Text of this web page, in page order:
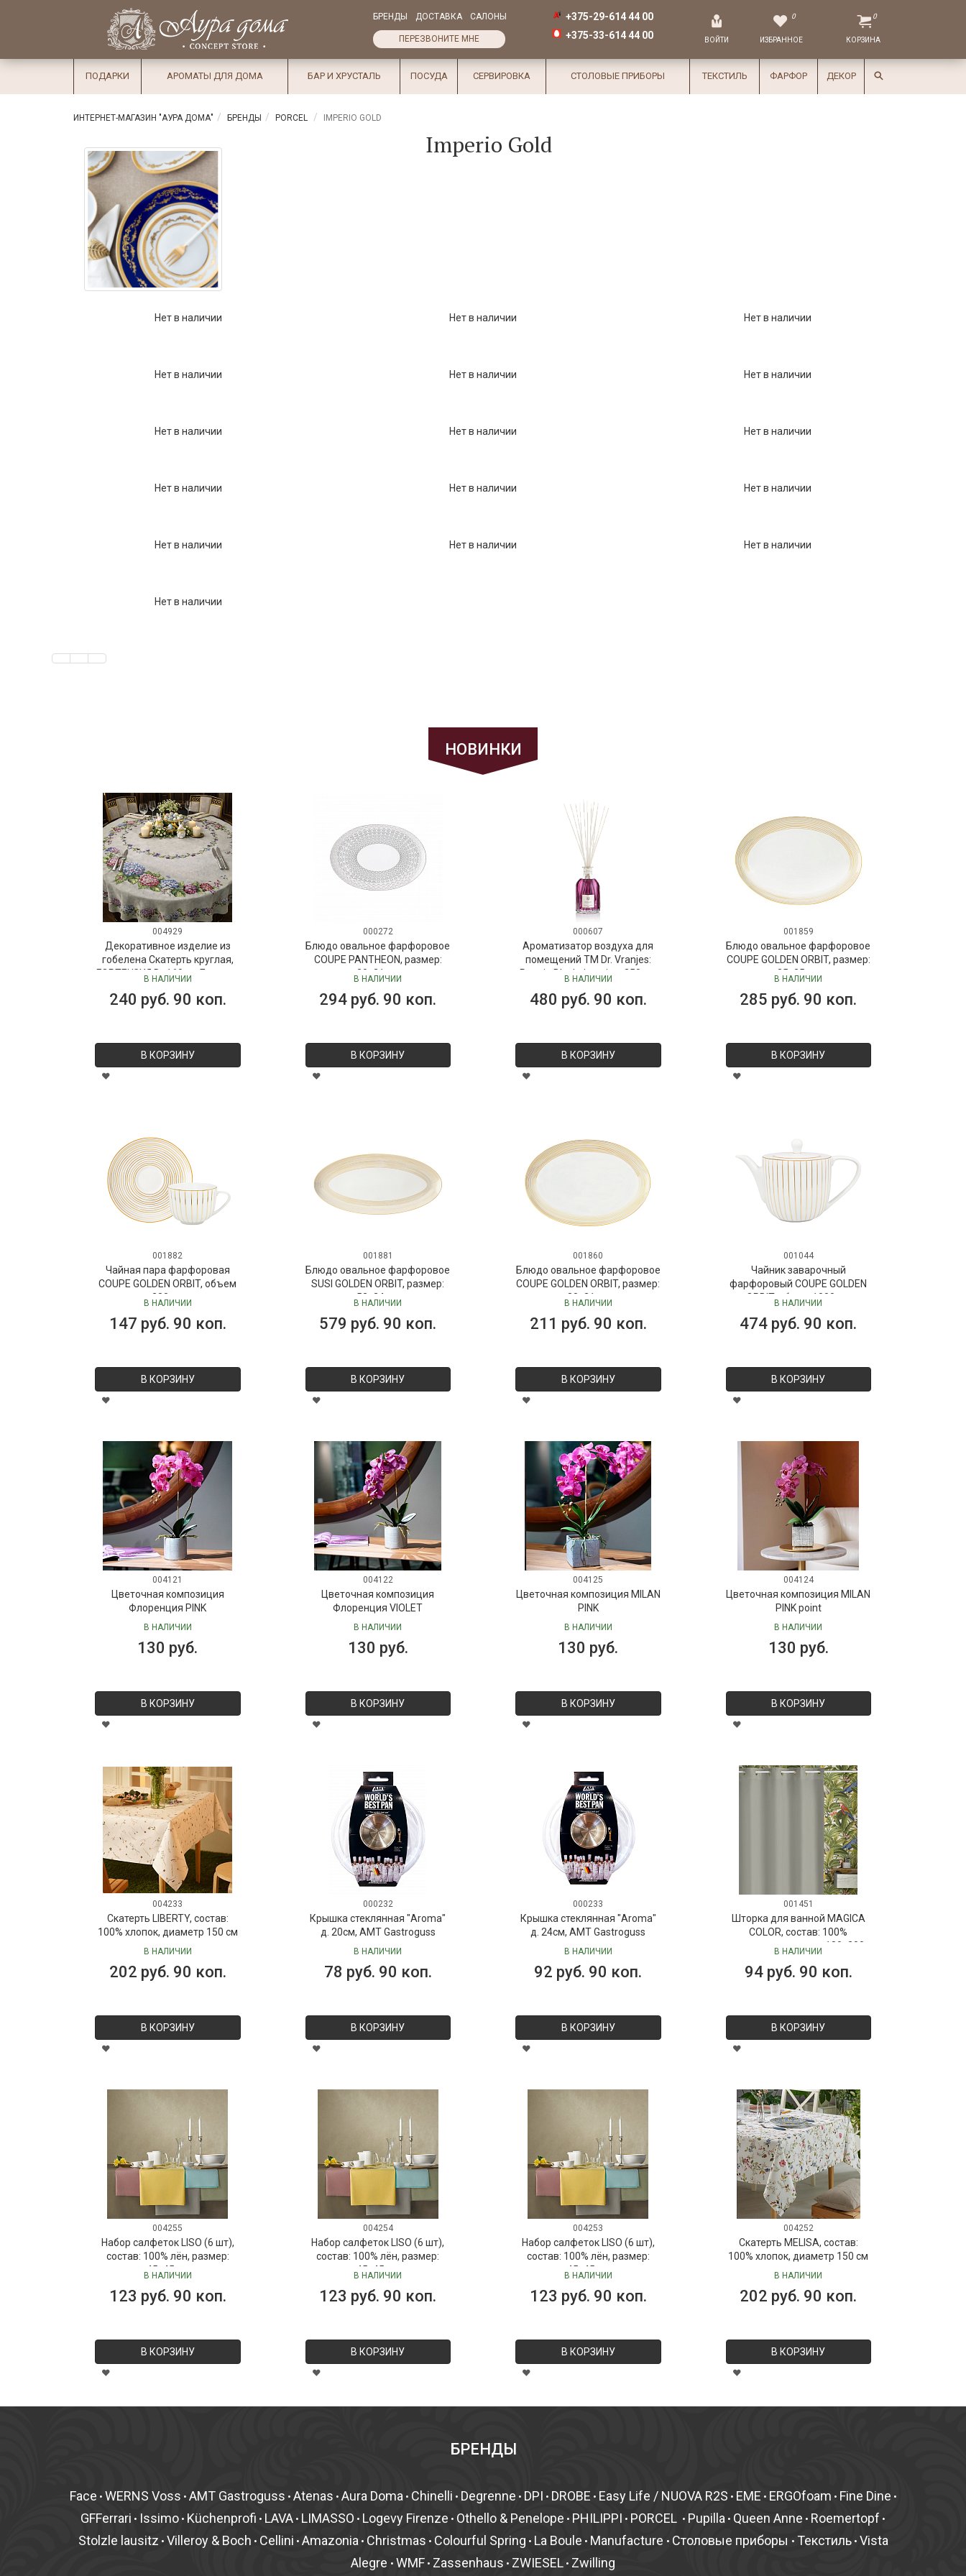
Избранное
×
СалоныДоставка
Оплата
Подарки
Ароматы
Сервировка
Столовые
БРЕНДЫ ДОСТАВКА САЛОНЫ
ПЕРЕЗВОНИТЕ МНЕ
+375-29-614 44 00
+375-33-614 44 00
ВОЙТИ
0
ИЗБРАННОЕ
0
КОРЗИНА
ПОДАРКИ АРОМАТЫ ДЛЯ ДОМА БАР И ХРУСТАЛЬ ПОСУДА СЕРВИРОВКА СТОЛОВЫЕ ПРИБОРЫ ТЕКСТИЛЬ ФАРФОР ДЕКОР
ИНТЕРНЕТ-МАГАЗИН "АУРА ДОМА" БРЕНДЫ PORCEL IMPERIO GOLD
Imperio Gold
Нет в наличии Нет в наличии Нет в наличии
Нет в наличии Нет в наличии Нет в наличии
Нет в наличии Нет в наличии Нет в наличии
Нет в наличии Нет в наличии Нет в наличии
Нет в наличии Нет в наличии Нет в наличии
Нет в наличии
НОВИНКИ
004929
Декоративное изделие из
гобелена Скатерть круглая,
ГОРТЕНЗИЯ D=160 см Бельгия
В НАЛИЧИИ
240 руб. 90 коп.
В КОРЗИНУ
000272
Блюдо овальное фарфоровое
COUPE PANTHEON, размер:
30х21 см
В НАЛИЧИИ
294 руб. 90 коп.
В КОРЗИНУ
000607
Ароматизатор воздуха для
помещений ТМ Dr. Vranjes:
Peonia Black Jasmine, 250 мл
Vranjes
В НАЛИЧИИ
480 руб. 90 коп.
В КОРЗИНУ
001859
Блюдо овальное фарфоровое
COUPE GOLDEN ORBIT, размер:
35х25 см
В НАЛИЧИИ
285 руб. 90 коп.
В КОРЗИНУ
001882
Чайная пара фарфоровая
COUPE GOLDEN ORBIT, объем
280 мл
В НАЛИЧИИ
147 руб. 90 коп.
В КОРЗИНУ
001881
Блюдо овальное фарфоровое
SUSI GOLDEN ORBIT, размер:
52х24 см
В НАЛИЧИИ
579 руб. 90 коп.
В КОРЗИНУ
001860
Блюдо овальное фарфоровое
COUPE GOLDEN ORBIT, размер:
30х21 см
В НАЛИЧИИ
211 руб. 90 коп.
В КОРЗИНУ
001044
Чайник заварочный
фарфоровый COUPE GOLDEN
ORBIT, объем 1000 мл
В НАЛИЧИИ
474 руб. 90 коп.
В КОРЗИНУ
004121
Цветочная композиция
Флоренция PINK
В НАЛИЧИИ
130 руб.
В КОРЗИНУ
004122
Цветочная композиция
Флоренция VIOLET
В НАЛИЧИИ
130 руб.
В КОРЗИНУ
004125
Цветочная композиция MILAN
PINK
В НАЛИЧИИ
130 руб.
В КОРЗИНУ
004124
Цветочная композиция MILAN
PINK point
В НАЛИЧИИ
130 руб.
В КОРЗИНУ
004233
Скатерть LIBERTY, состав:
100% хлопок, диаметр 150 см
В НАЛИЧИИ
202 руб. 90 коп.
В КОРЗИНУ
000232
Крышка стеклянная "Aroma"
д. 20см, AMT Gastroguss
В НАЛИЧИИ
78 руб. 90 коп.
В КОРЗИНУ
000233
Крышка стеклянная "Aroma"
д. 24см, AMT Gastroguss
В НАЛИЧИИ
92 руб. 90 коп.
В КОРЗИНУ
001451
Шторка для ванной MAGICA
COLOR, состав: 100%
полиэстер, размер: 180х200
В НАЛИЧИИ
94 руб. 90 коп.
В КОРЗИНУ
004255
Набор салфеток LISO (6 шт),
состав: 100% лён, размер:
45х45 см
В НАЛИЧИИ
123 руб. 90 коп.
В КОРЗИНУ
004254
Набор салфеток LISO (6 шт),
состав: 100% лён, размер:
45х45 см
В НАЛИЧИИ
123 руб. 90 коп.
В КОРЗИНУ
004253
Набор салфеток LISO (6 шт),
состав: 100% лён, размер:
45х45 см
В НАЛИЧИИ
123 руб. 90 коп.
В КОРЗИНУ
004252
Скатерть MELISA, состав:
100% хлопок, диаметр 150 см
В НАЛИЧИИ
202 руб. 90 коп.
В КОРЗИНУ
БРЕНДЫ
Face • WERNS Voss • AMT Gastroguss • Atenas • Aura Doma • Chinelli • Degrenne • DPI • DROBE • Easy Life / NUOVA R2S • EME • ERGOfoam • Fine Dine •
GFFerrari • Issimo • Küchenprofi • LAVA • LIMASSO • Logevy Firenze • Othello & Penelope • PHILIPPI • PORCEL • Pupilla • Queen Anne • Roemertopf •
Stolzle lausitz • Villeroy & Boch • Cellini • Amazonia • Christmas • Colourful Spring • La Boule • Manufacture • Столовые приборы • Текстиль • Vista
Alegre • WMF • Zassenhaus • ZWIESEL • Zwilling